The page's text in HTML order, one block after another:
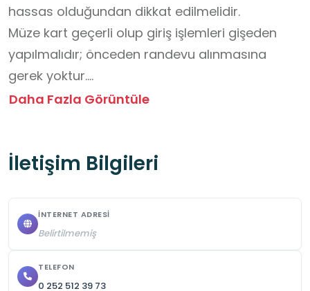
hassas olduğundan dikkat edilmelidir.
Müze kart geçerli olup giriş işlemleri gişeden
yapılmalıdır; önceden randevu alınmasına
gerek yoktur.
Okul öncesi ve ilkokul kademelerinin veli veya
sırasında tarihî dokuya zarar verilmemeli ve
kalıntı yerinden oynatılmamalı ve alınmamalıdır.
tutulmalıdır.
Daha Fazla Görüntüle
İletişim Bilgileri
İNTERNET ADRESI
Belirtilmemiş
TELEFON
0 252 512 39 73